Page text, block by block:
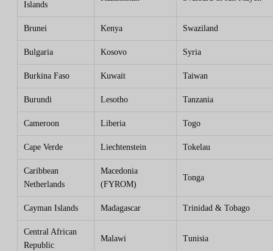
Islands
Brunei Kenya Swaziland
Bulgaria Kosovo Syria
Burkina Faso Kuwait Taiwan
Burundi Lesotho Tanzania
Cameroon Liberia Togo
Cape Verde Liechtenstein Tokelau
Caribbean
Netherlands
Macedonia
(FYROM)
Tonga
Cayman Islands Madagascar Trinidad & Tobago
Central African
Republic
Malawi Tunisia